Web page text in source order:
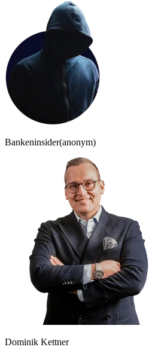
Bankeninsider(anonym)
Dominik Kettner